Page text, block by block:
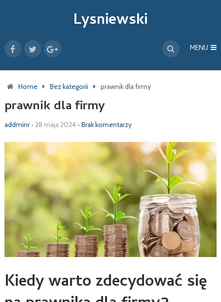
Lysniewski
MENU
Home Bez kategorii prawnik dla firmy
prawnik dla firmy
addminr • 28 maja 2024• Brak komentarzy
Kiedy warto zdecydować się